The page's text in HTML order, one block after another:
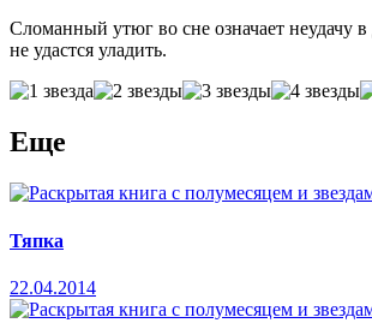
Сломанный утюг во сне означает неудачу в
не удастся уладить.
Еще
Тяпка
22.04.2014